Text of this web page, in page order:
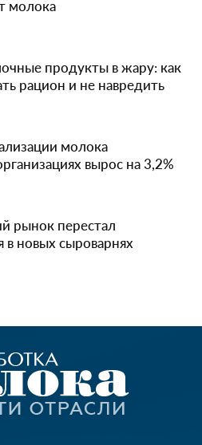
молока
продукты в жару: как
рацион и не навредить
молока
вырос на 3,2%
рынок перестал
в новых сыроварнях